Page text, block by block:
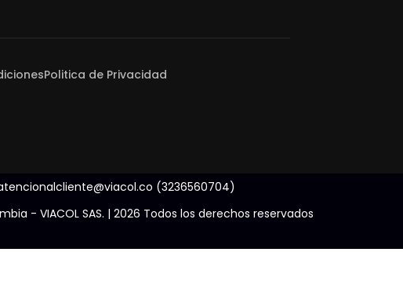
Politica de Privacidad
(3236560704)
- VIACOL SAS. | 2026 Todos los derechos reservados